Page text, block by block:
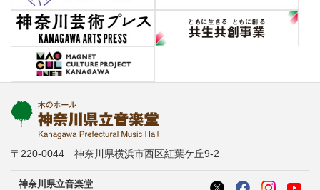
〒220-0044 神奈川県横浜市西区紅葉ケ丘9-2
神奈川県立音楽堂